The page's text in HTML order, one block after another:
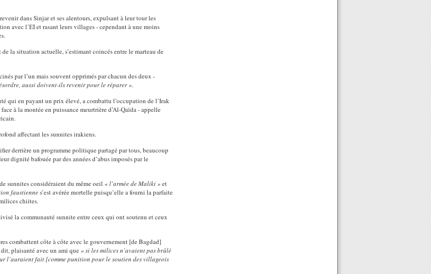
dans Sinjar et ses alentours, expulsant à leur tour les
avec l’EI et rasant leurs villages - cependant à une moins
la situation actuelle, s’estimant coincés entre le marteau de
par l’un mais souvent opprimés par chacun des deux -
aussi doivent-ils revenir pour le réparer ».
qui en payant un prix élevé, a combattu l’occupation de l’Irak
à la montée en puissance meurtrière d’Al-Qaïda - appelle
affectant les sunnites irakiens.
derrière un programme politique partagé par tous, beaucoup
dignité bafouée par des années d’abus imposés par le
sunnites considéraient du même oeil « l’armée de Maliki » et
faustiennes’est avérée mortelle puisqu’elle a fourni la parfaite
chiites.
la communauté sunnite entre ceux qui ont soutenu et ceux
combattent côte à côte avec le gouvernement [de Bagdad]
plaisanté avec un ami que « si les milices n’avaient pas brûlé
l’auraient fait [comme punition pour le soutien des villageois